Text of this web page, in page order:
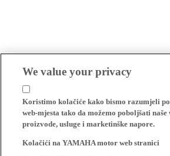
We value your privacy
Koristimo kolačiće kako bismo razumjeli
web-mjesta tako da možemo poboljšati naše
proizvode, usluge i marketinške napore.
Kolačići na YAMAHA motor web stranici